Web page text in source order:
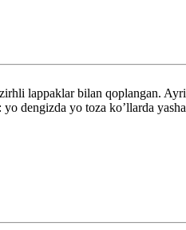
lappaklar bilan qoplangan.
dengizda yo toza ko’llarda